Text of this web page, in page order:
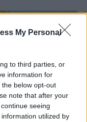
My Personal
to third parties, or
information for
below opt-out
note that after your
seeing
utilized by